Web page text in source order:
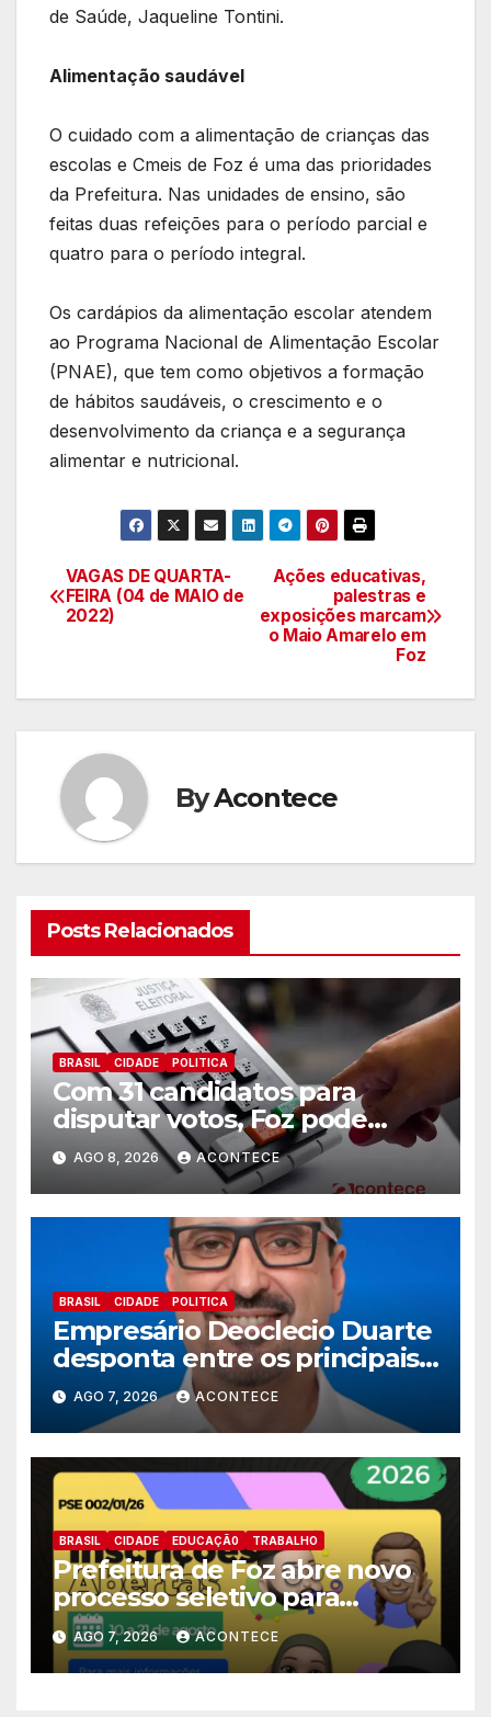
de Saúde, Jaqueline Tontini.
Alimentação saudável
O cuidado com a alimentação de crianças das
escolas e Cmeis de Foz é uma das prioridades
da Prefeitura. Nas unidades de ensino, são
feitas duas refeições para o período parcial e
quatro para o período integral.
Os cardápios da alimentação escolar atendem
ao Programa Nacional de Alimentação Escolar
(PNAE), que tem como objetivos a formação
de hábitos saudáveis, o crescimento e o
desenvolvimento da criança e a segurança
alimentar e nutricional.
Navegação
de
Ações educativas,
palestras e
exposições marcam
o Maio Amarelo em
Foz
VAGAS DE QUARTA-
FEIRA (04 de MAIO de
2022)
ByAcontece
Posts Relacionados
BRASIL CIDADE POLITICA
Com 31 candidatos para
disputar votos, Foz pode
perder representatividade
AGO 8, 2026 ACONTECE
BRASIL CIDADE POLITICA
Empresário Deoclecio Duarte
desponta entre os principais
nomes do União Brasil para
deputado estadual
AGO 7, 2026 ACONTECE
BRASIL CIDADE EDUCAÇÃ0 TRABALHO
Prefeitura de Foz abre novo
processo seletivo para
estagiários
AGO 7, 2026 ACONTECE